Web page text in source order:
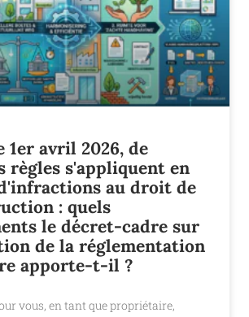
1er avril 2026, de
règles s'appliquent en
au droit de
: quels
le décret-cadre sur
de la réglementation
apporte-t-il ?
vous, en tant que propriétaire,